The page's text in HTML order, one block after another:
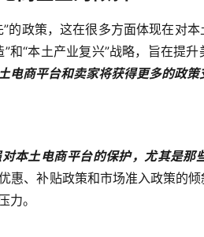
的政策，这在很多方面体现在对
和“本土产业复兴”战略，旨在提
商平台和卖家将获得更多的政策
本土电商平台的保护，尤其是
惠、补贴政策和市场准入政策的
力。